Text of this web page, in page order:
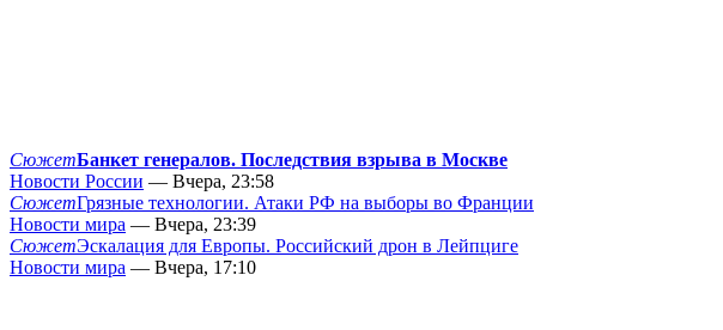
СюжетБанкет генералов. Последствия взрыва в Москве
Новости России — Вчера, 23:58
СюжетГрязные технологии. Атаки РФ на выборы во Франции
Новости мира — Вчера, 23:39
СюжетЭскалация для Европы. Российский дрон в Лейпциге
Новости мира — Вчера, 17:10